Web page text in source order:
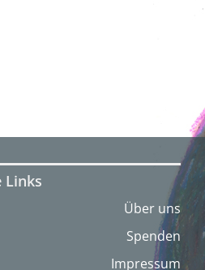
Links
Über uns
Spenden
Impressum